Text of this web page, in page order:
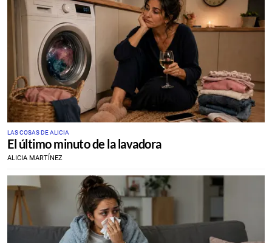
LAS COSAS DE ALICIA
El último minuto de la lavadora
ALICIA MARTÍNEZ